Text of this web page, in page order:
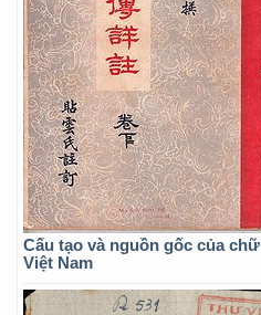
Cấu tạo và nguồn gốc của
Việt Nam